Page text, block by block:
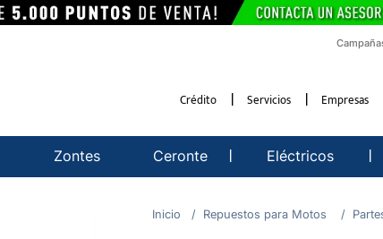
Crédito Servicios Empresas
Zontes Ceronte Eléctricos
Repuestos para Motos